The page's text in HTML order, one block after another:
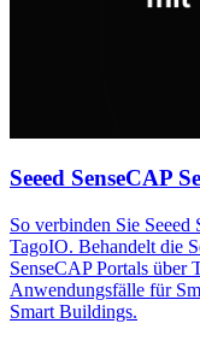
Seeed SenseCAP
So verbinden Sie
TagoIO. Behandelt die
SenseCAP Portals über
Anwendungsfälle für
Smart Buildings.